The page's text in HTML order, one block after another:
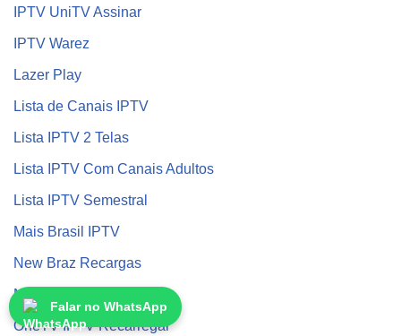
IPTV UniTV Assinar
IPTV Warez
Lazer Play
Lista de Canais IPTV
Lista IPTV 2 Telas
Lista IPTV Com Canais Adultos
Lista IPTV Semestral
Mais Brasil IPTV
New Braz Recargas
New Hybrid
OneTV IPTV Recarregar
Falar no WhatsApp